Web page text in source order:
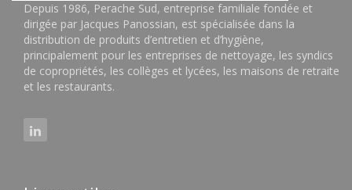
Depuis 1986, Perache Sud, entreprise familiale fondée et
dirigée par Jacques Panossian, est spécialisée dans la
distribution de produits d’entretien et d’hygiène,
principalement pour les entreprises de nettoyage, les syndics
de copropriétés, les collèges et lycées, les maisons de retraite
et les restaurants.